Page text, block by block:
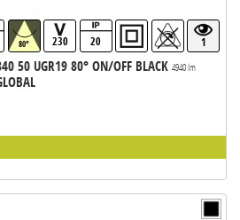
80° 230 20 1
50 UGR19 80° ON/OFF BLACK 4940 lm